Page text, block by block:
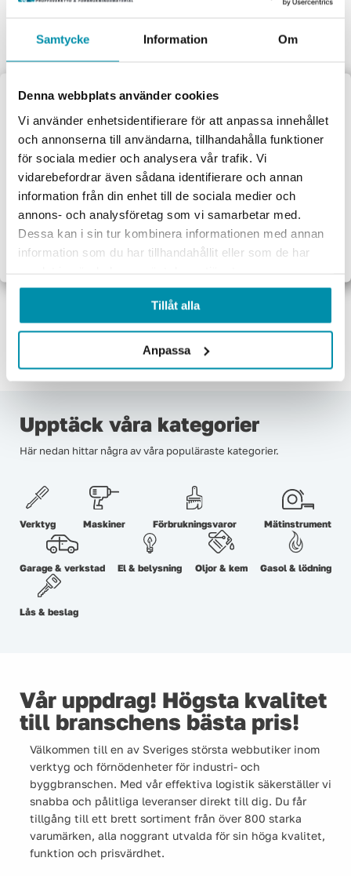
Samtycke Information Om
Denna webbplats använder cookies
Vi använder enhetsidentifierare för att anpassa innehållet
och annonserna till användarna, tillhandahålla funktioner
för sociala medier och analysera vår trafik. Vi
vidarebefordrar även sådana identifierare och annan
information från din enhet till de sociala medier och
annons- och analysföretag som vi samarbetar med.
Dessa kan i sin tur kombinera informationen med annan
information som du har tillhandahållit eller som de har
Tillåt alla
Anpassa
Handla privat eller som företag
Vi behandlar ordern direkt
Handla tryggt och säkert
Säkra och pålitliga betalsystem.
Upptäck våra kategorier
Här nedan hittar några av våra populäraste kategorier.
Verktyg Maskiner Förbrukningsvaror Mätinstrument
Garage & verkstad El & belysning Oljor & kem Gasol & lödning
Lås & beslag
Vår uppdrag! Högsta kvalitet
till branschens bästa pris!
Välkommen till en av Sveriges största webbutiker inom
verktyg och förnödenheter för industri- och
byggbranschen. Med vår effektiva logistik säkerställer vi
snabba och pålitliga leveranser direkt till dig. Du får
tillgång till ett brett sortiment från över 800 starka
varumärken, alla noggrant utvalda för sin höga kvalitet,
funktion och prisvärdhet.
Välkommen till
Proffsbutiken
Jag handlar som:
Företag
Exkl. moms
Privat
Inkl. moms